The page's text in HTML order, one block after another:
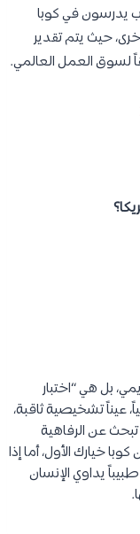
يدرسون في كوبا
حيث يتم تقدير
لسوق العمل العالمي.
بل هي “اختبار
عيناً تشخيصية ثاقبة،
عن الرفاهية
خيارك الأول، أما إذا
يداوي الإنسان